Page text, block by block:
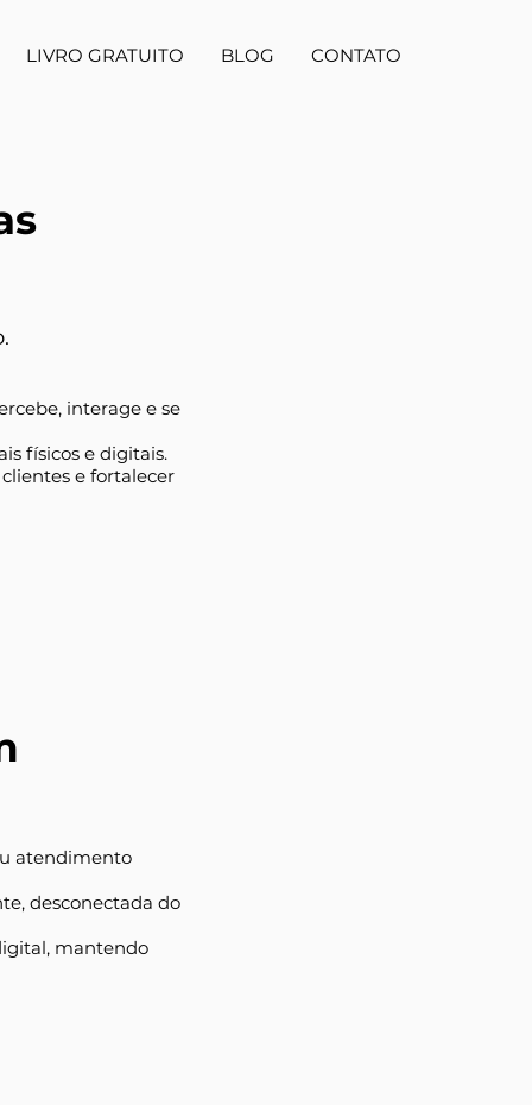
LIVRO GRATUITO BLOG CONTATO
interage e se
físicos e digitais.
e fortalecer
atendimento
desconectada do
mantendo